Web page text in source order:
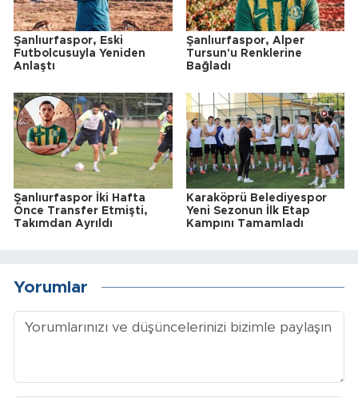
Şanlıurfaspor, Eski
Futbolcusuyla Yeniden
Anlaştı
Şanlıurfaspor, Alper
Tursun'u Renklerine
Bağladı
Şanlıurfaspor İki Hafta
Önce Transfer Etmişti,
Takımdan Ayrıldı
Karaköprü Belediyespor
Yeni Sezonun İlk Etap
Kampını Tamamladı
Yorumlar